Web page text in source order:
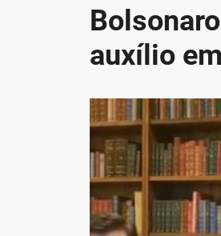
auxílio